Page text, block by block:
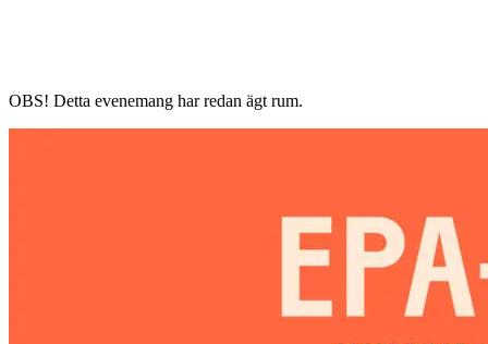
OBS! Detta evenemang har redan ägt rum.